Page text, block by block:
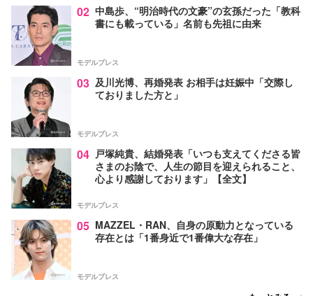
02 中島歩、“明治時代の文豪”の玄孫だった「教科
書にも載っている」名前も先祖に由来
モデルプレス
03 及川光博、再婚発表 お相手は妊娠中「交際し
ておりました方と」
モデルプレス
04 戸塚純貴、結婚発表「いつも支えてくださる皆
さまのお陰で、人生の節目を迎えられること、
心より感謝しております」【全文】
モデルプレス
05 MAZZEL・RAN、自身の原動力となっている
存在とは「1番身近で1番偉大な存在」
モデルプレス